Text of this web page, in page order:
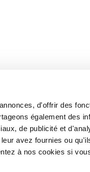
d'offrir des
également des
de publicité et
avez fournies ou
à nos cookies si